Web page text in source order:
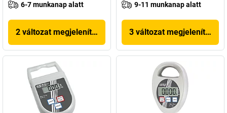
6-7 munkanap alatt
2 változat megjelenítése
9-11 munkanap alatt
3 változat megjelenítése